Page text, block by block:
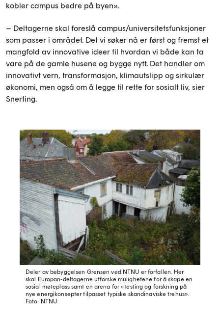
kobler campus bedre på byen».
– Deltagerne skal foreslå campus/universitetsfunksjoner
som passer i området. Det vi søker nå er først og fremst et
mangfold av innovative ideer til hvordan vi både kan ta
vare på de gamle husene og bygge nytt. Det handler om
innovativt vern, transformasjon, klimautslipp og sirkulær
økonomi, men også om å legge til rette for sosialt liv, sier
Snerting.
Deler av bebyggelsen Grensen ved NTNU er forfallen. Her
skal Europan-deltagerne utforske mulighetene for å skape en
sosial møteplass samt en arena for «testing og forskning på
nye energikonsepter tilpasset typiske skandinaviske trehus».
Foto: NTNU